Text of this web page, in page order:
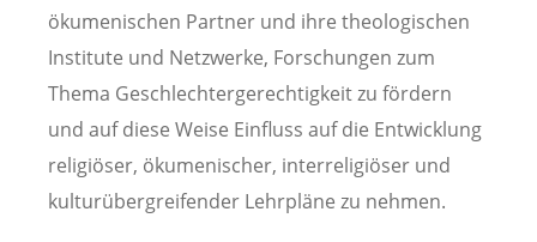
ökumenischen Partner und ihre theologischen
Institute und Netzwerke, Forschungen zum
Thema Geschlechtergerechtigkeit zu fördern
und auf diese Weise Einfluss auf die Entwicklung
religiöser, ökumenischer, interreligiöser und
kulturübergreifender Lehrpläne zu nehmen.